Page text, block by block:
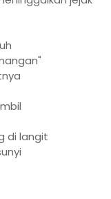
di langit